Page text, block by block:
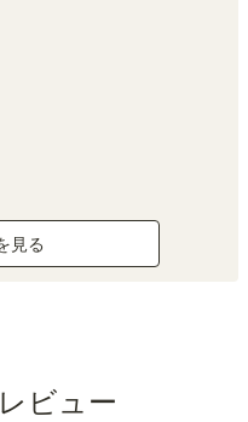
見る
ビュー